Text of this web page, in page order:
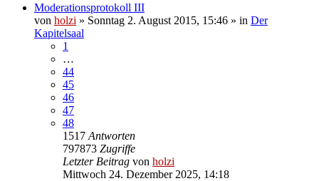
Moderationsprotokoll III
von holzi » Sonntag 2. August 2015, 15:46 » in Der
Kapitelsaal
1
…
44
45
46
47
48
1517 Antworten
797873 Zugriffe
Letzter Beitrag von holzi
Mittwoch 24. Dezember 2025, 14:18